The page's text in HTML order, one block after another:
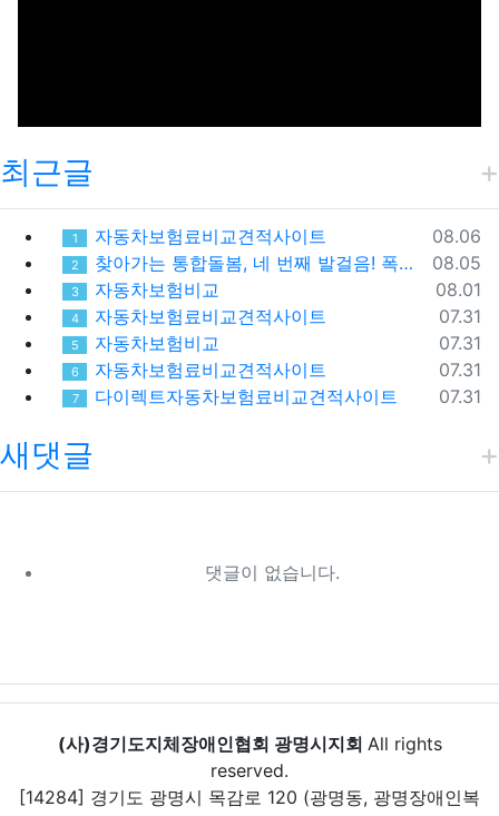
최근글
등록일
08.06
1
자동차보험료비교견적사이트
등록일
08.05
2
찾아가는 통합돌봄, 네 번째 발걸음! 폭염 속 가장 먼저 찾아간 따뜻한 안부
등록일
08.01
3
자동차보험비교
등록일
07.31
4
자동차보험료비교견적사이트
등록일
07.31
5
자동차보험비교
등록일
07.31
6
자동차보험료비교견적사이트
등록일
07.31
7 다이렉트자동차보험료비교견적사이트
새댓글
댓글이 없습니다.
(사)경기도지체장애인협회 광명시지회 All rights
reserved.
[14284] 경기도 광명시 목감로 120 (광명동, 광명장애인복